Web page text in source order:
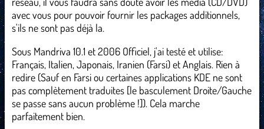
avec vous pour pouvoir fournir les packages additionnels,
s'ils ne sont pas déjà la.
Sous Mandriva 10.1 et 2006 Officiel, j'ai testé et utilise:
Français, Italien, Japonais, Iranien (Farsi) et Anglais. Rien à
redire (Sauf en Farsi ou certaines applications KDE ne sont
pas complètement traduites [le basculement Droite/Gauche
se passe sans aucun problème !]). Cela marche
parfaitement bien.